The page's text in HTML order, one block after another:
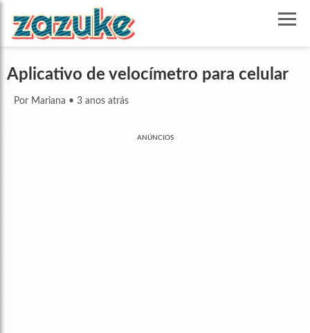
Aplicativo de velocímetro para celular
Por Mariana • 3 anos atrás
ANÚNCIOS